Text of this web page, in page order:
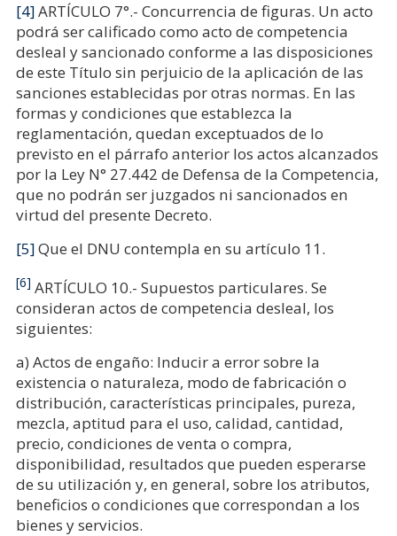
[4]ARTÍCULO 7°.- Concurrencia de figuras. Un acto
podrá ser calificado como acto de competencia
desleal y sancionado conforme a las disposiciones
de este Título sin perjuicio de la aplicación de las
sanciones establecidas por otras normas. En las
formas y condiciones que establezca la
reglamentación, quedan exceptuados de lo
previsto en el párrafo anterior los actos alcanzados
por la Ley N° 27.442 de Defensa de la Competencia,
que no podrán ser juzgados ni sancionados en
virtud del presente Decreto.
[5]Que el DNU contempla en su artículo 11.
[6] ARTÍCULO 10.- Supuestos particulares. Se
consideran actos de competencia desleal, los
siguientes:
a) Actos de engaño: Inducir a error sobre la
existencia o naturaleza, modo de fabricación o
distribución, características principales, pureza,
mezcla, aptitud para el uso, calidad, cantidad,
precio, condiciones de venta o compra,
disponibilidad, resultados que pueden esperarse
de su utilización y, en general, sobre los atributos,
beneficios o condiciones que correspondan a los
bienes y servicios.